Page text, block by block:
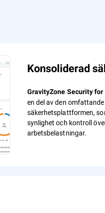
Konsoliderad
GravityZone Security
en del av den
säkerhetsplattformen,
synlighet och kontroll
arbetsbelastningar.